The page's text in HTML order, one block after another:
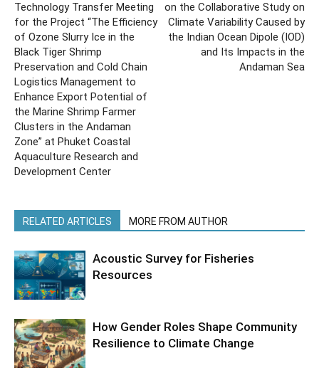
Technology Transfer Meeting
for the Project “The Efficiency
of Ozone Slurry Ice in the
Black Tiger Shrimp
Preservation and Cold Chain
Logistics Management to
Enhance Export Potential of
the Marine Shrimp Farmer
Clusters in the Andaman
Zone” at Phuket Coastal
Aquaculture Research and
Development Center
on the Collaborative Study on
Climate Variability Caused by
the Indian Ocean Dipole (IOD)
and Its Impacts in the
Andaman Sea
RELATED ARTICLES MORE FROM AUTHOR
Acoustic Survey for Fisheries
Resources
How Gender Roles Shape Community
Resilience to Climate Change